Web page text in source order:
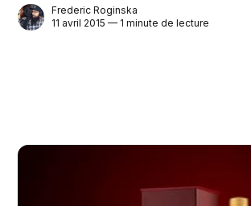
Frederic Roginska
11 avril 2015 — 1 minute de lecture